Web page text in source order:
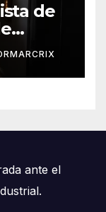
de
ante el